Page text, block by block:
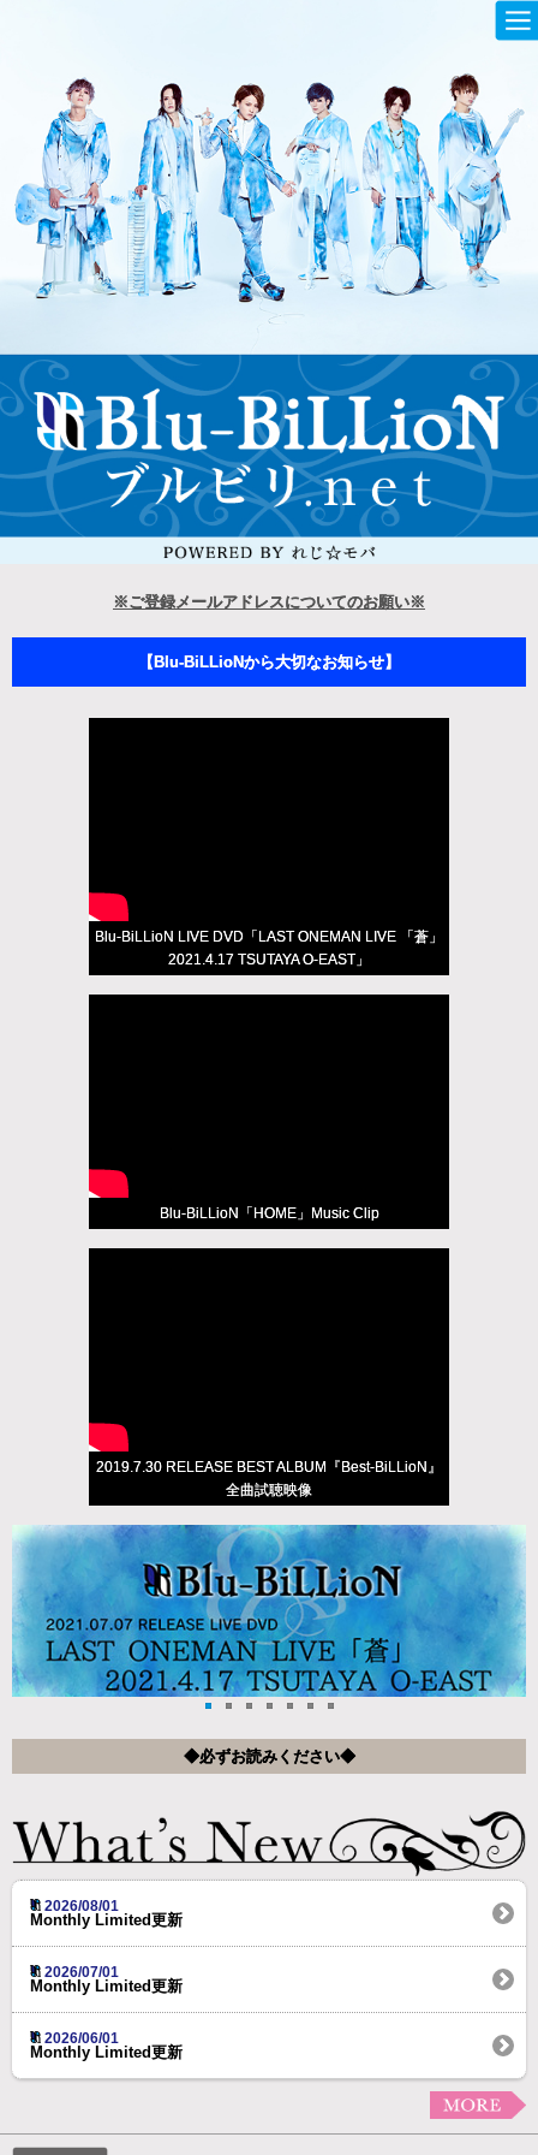
※ご登録メールアドレスについてのお願い※
【Blu-BiLLioNから大切なお知らせ】
Blu-BiLLioN LIVE DVD「LAST ONEMAN LIVE 「蒼」
2021.4.17 TSUTAYA O-EAST」
Blu-BiLLioN「HOME」Music Clip
2019.7.30 RELEASE BEST ALBUM『Best-BiLLioN』
全曲試聴映像
◆必ずお読みください◆
2026/08/01
Monthly Limited更新
2026/07/01
Monthly Limited更新
2026/06/01
Monthly Limited更新